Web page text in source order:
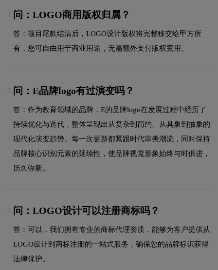
问：LOGO商用版权归属？
答：项目尾款结清后，LOGO设计版权将完整移交给甲方所
有，您可自由用于商业用途，无需额外支付版权费用。
2. 问：E品牌logo有过演变吗？
答：作为教育领域的品牌，E的品牌logo在发展过程中经历了
持续优化与迭代，整体呈现出从复杂到简约、从具象到抽象的
现代化演变趋势。每一次更新都紧跟时代审美潮流，同时保持
品牌核心识别元素的延续性，使品牌视觉形象始终与时俱进，
历久弥新。
3. 问：LOGO设计可以注册商标吗？
答：可以，我们拥有专业的商标代理资质，能够为客户提供从
LOGO设计到商标注册的一站式服务，确保您的品牌标识获得
法律保护。